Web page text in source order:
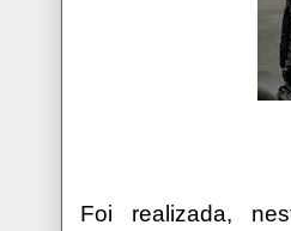
Foi realizada,